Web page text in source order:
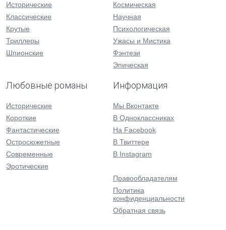
Исторические
Классические
Крутые
Триллеры
Шпионские
Космическая
Научная
Психологическая
Ужасы и Мистика
Фэнтези
Эпическая
Любовные романы
Исторические
Короткие
Фантастические
Остросюжетные
Современные
Эротические
Информация
Мы Вконтакте
В Одноклассниках
На Facebook
В Твиттере
В Instagram
Правообладателям
Политика
конфиденциальности
Обратная связь